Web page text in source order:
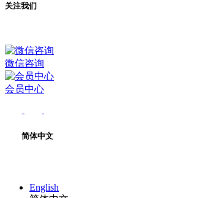
关注我们
微信咨询
会员中心
简体中文
English